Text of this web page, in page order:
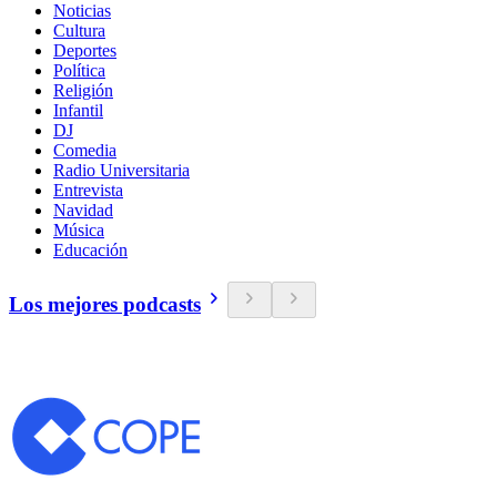
Noticias
Cultura
Deportes
Política
Religión
Infantil
DJ
Comedia
Radio Universitaria
Entrevista
Navidad
Música
Educación
Los mejores podcasts